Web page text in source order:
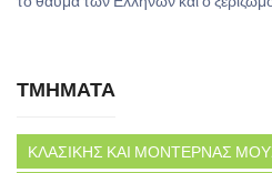
ΤΜΗΜΑΤΑ
ΚΛΑΣΙΚΗΣ ΚΑΙ ΜΟΝΤΕΡΝΑΣ